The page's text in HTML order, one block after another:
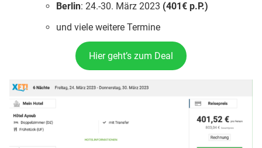
Berlin: 24.-30. März 2023 (401€ p.P.)
und viele weitere Termine
Hier geht’s zum Deal